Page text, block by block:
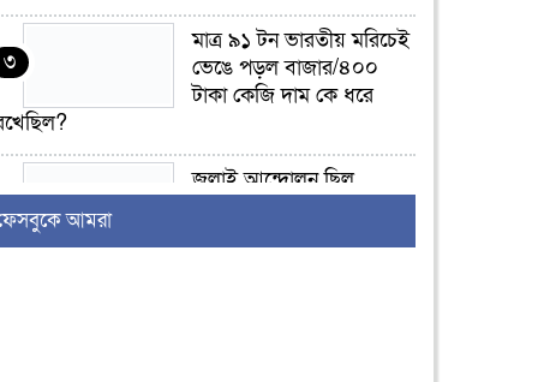
৩
মাত্র ৯১ টন ভারতীয় মরিচেই
ভেঙে পড়ল বাজার/৪০০
টাকা কেজি দাম কে ধরে
৪
জুলাই আন্দোলন ছিল
আমরা